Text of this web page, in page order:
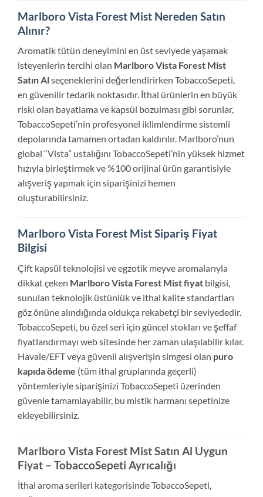
Marlboro Vista Forest Mist Nereden Satın
Alınır?
Aromatik tütün deneyimini en üst seviyede yaşamak
isteyenlerin tercihi olan Marlboro Vista Forest Mist
Satın Alseçeneklerini değerlendirirken TobaccoSepeti,
en güvenilir tedarik noktasıdır. İthal ürünlerin en büyük
riski olan bayatlama ve kapsül bozulması gibi sorunlar,
TobaccoSepeti’nin profesyonel iklimlendirme sistemli
depolarında tamamen ortadan kaldırılır. Marlboro’nun
global “Vista” ustalığını TobaccoSepeti’nin yüksek hizmet
hızıyla birleştirmek ve %100 orijinal ürün garantisiyle
alışveriş yapmak için siparişinizi hemen
oluşturabilirsiniz.
Marlboro Vista Forest Mist Sipariş Fiyat
Bilgisi
Çift kapsül teknolojisi ve egzotik meyve aromalarıyla
dikkat çeken Marlboro Vista Forest Mist fiyat bilgisi,
sunulan teknolojik üstünlük ve ithal kalite standartları
göz önüne alındığında oldukça rekabetçi bir seviyededir.
TobaccoSepeti, bu özel seri için güncel stokları ve şeffaf
fiyatlandırmayı web sitesinde her zaman ulaşılabilir kılar.
Havale/EFT veya güvenli alışverişin simgesi olan puro
kapıda ödeme (tüm ithal gruplarında geçerli)
yöntemleriyle siparişinizi TobaccoSepeti üzerinden
güvenle tamamlayabilir, bu mistik harmanı sepetinize
ekleyebilirsiniz.
Marlboro Vista Forest Mist Satın Al Uygun
Fiyat – TobaccoSepeti Ayrıcalığı
İthal aroma serileri kategorisinde TobaccoSepeti,